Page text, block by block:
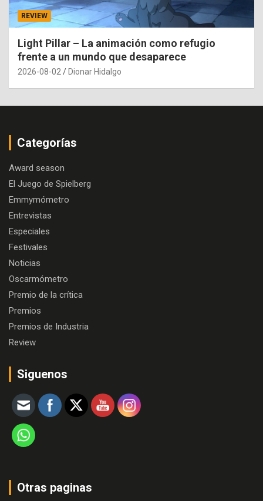
REVIEW
Light Pillar – La animación como refugio
frente a un mundo que desaparece
2026-08-02 Dionar Hidalgo
Categorías
Award season
El Juego de Spielberg
Emmymómetro
Entrevistas
Especiales
Festivales
Noticias
Oscarmómetro
Premio de la crítica
Premios
Premios de Industria
Review
Siguenos
Otras paginas